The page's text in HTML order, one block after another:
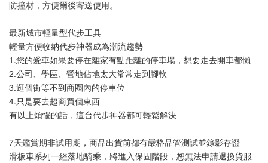
防撞材，方便爾後寄送使用。
最新城市輕量型代步工具
輕量方便收納代步神器成為潮流趨勢
1.您的愛車如果要停在離家有點距離的停車場，想要走去開車都懶
2.公司、學區、營地佔地太大常常走到腳軟
3.逛個街等不到商圈內的停車位
4.只是要去超商買個東西
有以上煩惱的話，這台代步神器都可輕鬆解決
7天鑑賞期非試用期，商品出貨前都有嚴格品管測試並錄影存證
滑板車系列一經落地騎乘，將進入保固階段，恕無法申請退換貨服